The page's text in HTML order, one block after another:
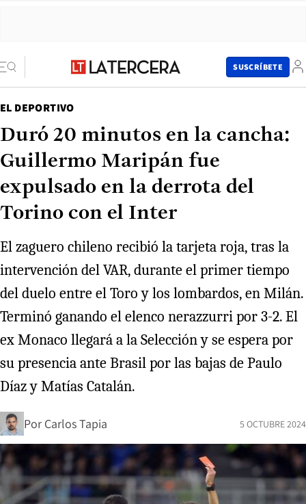
SUSCRÍBETE
EL DEPORTIVO
Duró 20 minutos en la cancha:
Guillermo Maripán fue
expulsado en la derrota del
Torino con el Inter
El zaguero chileno recibió la tarjeta roja, tras la
intervención del VAR, durante el primer tiempo
del duelo entre el Toro y los lombardos, en Milán.
Terminó ganando el elenco nerazzurri por 3-2. El
ex Monaco llegará a la Selección y se espera por
su presencia ante Brasil por las bajas de Paulo
Díaz y Matías Catalán.
Por Carlos Tapia 5 OCTUBRE 2024